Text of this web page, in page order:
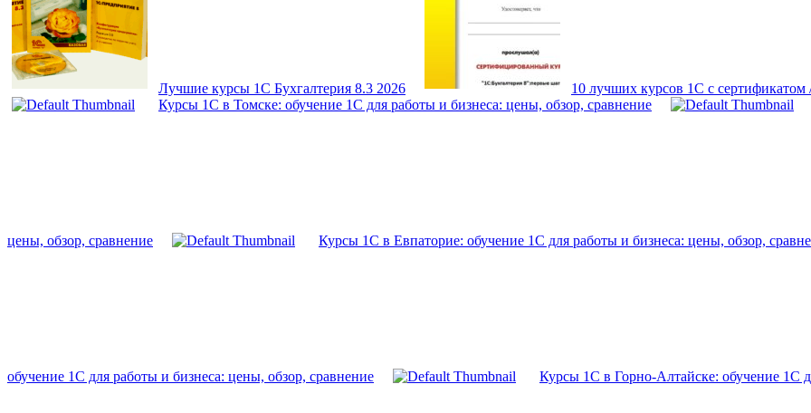
Лучшие курсы 1С Бухгалтерия 8.3 2026
10 лучших курсов 1С с
Курсы 1С в Томске: обучение 1С для работы и бизнеса: цены, обзор, сравнение
цены, обзор, сравнение Курсы 1С в Евпаторие: обучение 1С для работы и бизнеса: цены, обзор,
обучение 1С для работы и бизнеса: цены, обзор, сравнение Курсы 1С в Горно-Алтайске: обучение 1С